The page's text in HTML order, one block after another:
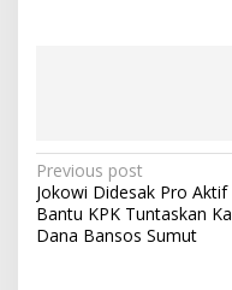
P
o
s
Previous post
Jokowi Didesak Pro Aktif
Bantu KPK Tuntaskan
Dana Bansos Sumut